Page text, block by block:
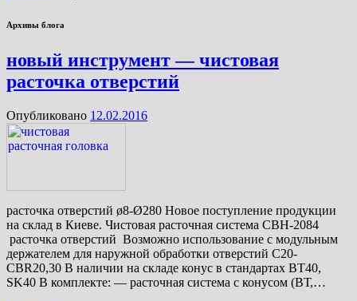
Архивы блога
новый инструмент — чистовая
расточка отверстий
Опубликовано 12.02.2016
расточка отверстий ø8-Ø280 Новое поступление продукции
на склад в Киеве. Чистовая расточная система CBH-2084
расточка отверстий Возможно использование с модульным
держателем для наружной обработки отверстий С20-
CBR20,30 В наличии на складе конус в стандартах BT40,
SK40 В комплекте: — расточная система с конусом (ВТ,…